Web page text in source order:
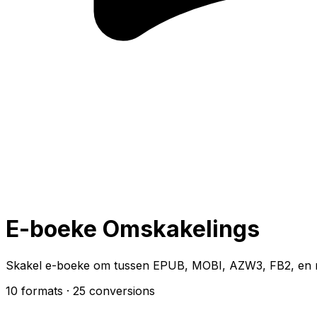
E-boeke Omskakelings
Skakel e-boeke om tussen EPUB, MOBI, AZW3, FB2, en
10 formats · 25 conversions